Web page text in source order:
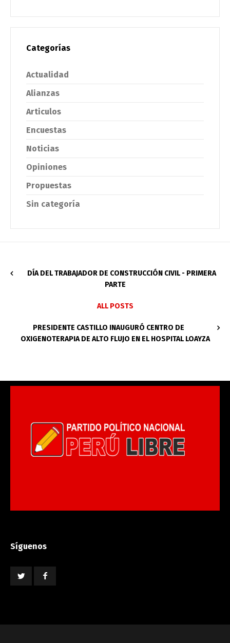
Categorías
Actualidad
Alianzas
Articulos
Encuestas
Noticias
Opiniones
Propuestas
Sin categoría
DÍA DEL TRABAJADOR DE CONSTRUCCIÓN CIVIL - PRIMERA
PARTE
ALL POSTS
PRESIDENTE CASTILLO INAUGURÓ CENTRO DE
OXIGENOTERAPIA DE ALTO FLUJO EN EL HOSPITAL LOAYZA
Síguenos